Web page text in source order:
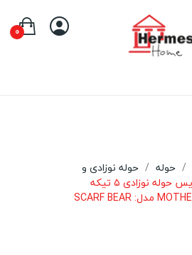
0
حوله
حوله نوزادی و
سرویس حوله نوزادی ۵ تیکه
مادرکر MOTHERCARE مدل: SCARF BEAR